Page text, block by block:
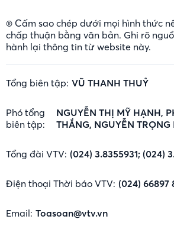
® Cấm sao chép dưới mọi hình thức
chấp thuận bằng văn bản. Ghi rõ
hành lại thông tin từ website này.
Tổng biên tập: VŨ THANH THUỶ
Phó tổng
biên tập:
NGUYỄN THỊ MỸ HẠNH,
THẮNG, NGUYỄN TRỌNG
Tổng đài VTV: (024) 3.8355931; (024)
Điện thoại Thời báo VTV: (024) 66897
Email: Toasoan@vtv.vn